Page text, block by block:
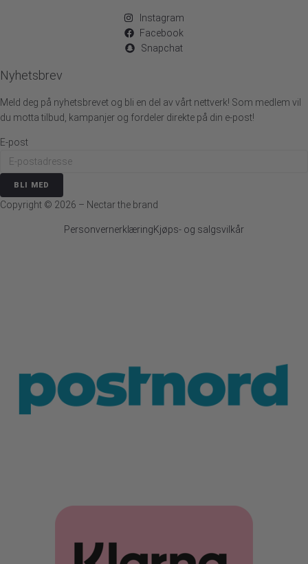
Instagram
Facebook
Snapchat
Nyhetsbrev
Meld deg på nyhetsbrevet og bli en del av vårt nettverk! Som medlem vil
du motta tilbud, kampanjer og fordeler direkte på din e-post!
E-post
BLI MED
Copyright © 2026 – Nectar the brand
PersonvernerklæringKjøps- og salgsvilkår